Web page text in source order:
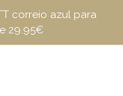
correio azul para
29.95€